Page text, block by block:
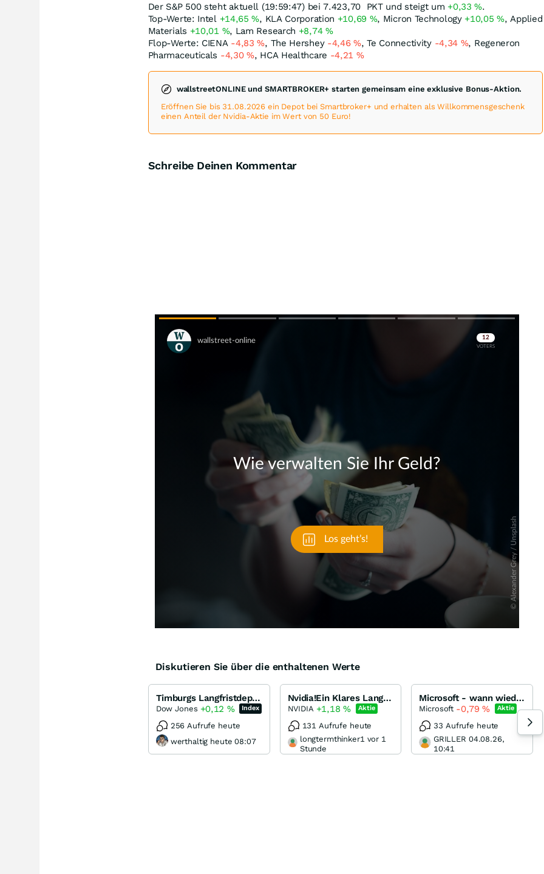
Der S&P 500 steht aktuell (19:59:47) bei 7.423,70 PKTund steigt um +0,33%.
Top-Werte: Intel +14,65%, KLA Corporation +10,69 %, Micron Technology +10,05%, Applied
Materials +10,01 %, Lam Research +8,74 %
Flop-Werte: CIENA -4,83%, The Hershey -4,46%, Te Connectivity -4,34 %, Regeneron
Pharmaceuticals -4,30%, HCA Healthcare -4,21 %
wallstreetONLINE und SMARTBROKER+ starten gemeinsam eine exklusive Bonus-Aktion.
Eröffnen Sie bis 31.08.2026 ein Depot bei Smartbroker+ und erhalten als Willkommensgeschenk
einen Anteil der Nvidia-Aktie im Wert von 50 Euro!
Schreibe Deinen Kommentar
Skip
Diskutieren Sie über die enthaltenen Werte
Timburgs Langfristdepot - Start 2012
Dow Jones +0,12 % Index
256 Aufrufe heute
werthaltig heute 08:07
Nvidia!Ein Klares Langfristinvestment!
NVIDIA +1,18 % Aktie
131 Aufrufe heute
longtermthinker1 vor 1
Stunde
Microsoft - wann wieder up??
Microsoft -0,79% Aktie
33 Aufrufe heute
GRILLER 04.08.26,
10:41